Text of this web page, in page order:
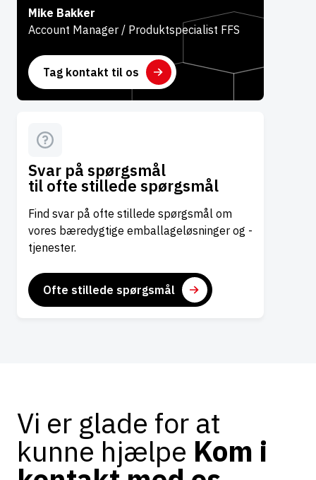
Mike Bakker
Account Manager / Produktspecialist FFS
Tag kontakt til os
Svar på spørgsmål
til ofte stillede spørgsmål
Find svar på ofte stillede spørgsmål om
vores bæredygtige emballageløsninger og -
tjenester.
Ofte stillede spørgsmål
Vi er glade for at
kunne hjælpe Kom i